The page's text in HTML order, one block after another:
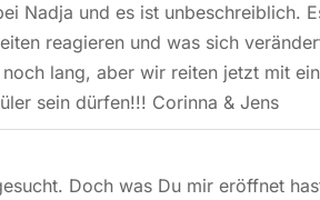
Nadja und es ist unbeschreiblich.
reagieren und was sich
lang, aber wir reiten jetzt mit
sein dürfen!!! Corinna & Jens
Doch was Du mir eröffnet